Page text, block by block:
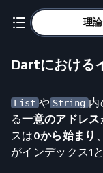
理論
Dartにおける
List や String 内
る一意のアドレス
スは0から始まり
がインデックス1